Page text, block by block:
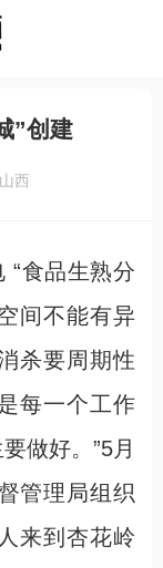
”创建
西
食品生熟分
间不能有异
杀要周期性
每一个工作
做好。”5月
管理局组织
来到杏花岭